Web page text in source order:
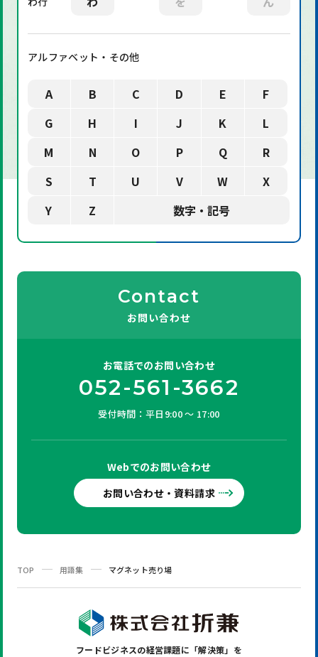
アルファベット・その他
A B C D E
F
G
H I J K
L
M
N O P Q
R
S
T U V W
X
Y
Z 数字・記号
Contact
お問い合わせ
お電話でのお問い合わせ
052-561-3662
受付時間：平日9:00 ～ 17:00
Webでのお問い合わせ
お問い合わせ・資料請求
TOP 用語集 マグネット売り場
フードビジネスの経営課題に「解決策」を